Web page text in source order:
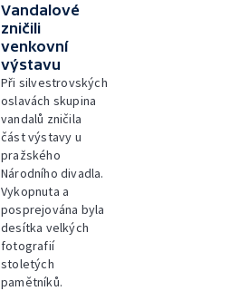
Vandalové
zničili
venkovní
výstavu
Při silvestrovských
oslavách skupina
vandalů zničila
část výstavy u
pražského
Národního divadla.
Vykopnuta a
posprejována byla
desítka velkých
fotografií
stoletých
pamětníků.